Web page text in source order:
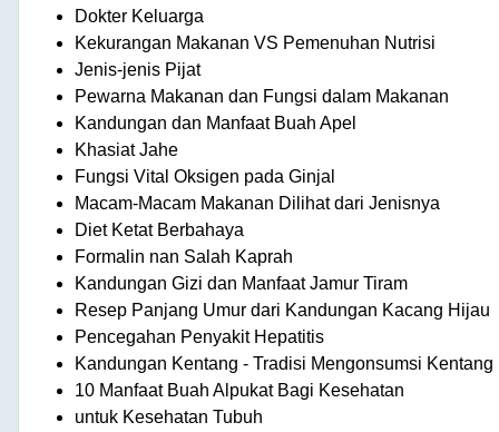
Dokter Keluarga
Kekurangan Makanan VS Pemenuhan Nutrisi
Jenis-jenis Pijat
Pewarna Makanan dan Fungsi dalam Makanan
Kandungan dan Manfaat Buah Apel
Khasiat Jahe
Fungsi Vital Oksigen pada Ginjal
Macam-Macam Makanan Dilihat dari Jenisnya
Diet Ketat Berbahaya
Formalin nan Salah Kaprah
Kandungan Gizi dan Manfaat Jamur Tiram
Resep Panjang Umur dari Kandungan Kacang Hijau
Pencegahan Penyakit Hepatitis
Kandungan Kentang - Tradisi Mengonsumsi Kentang
10 Manfaat Buah Alpukat Bagi Kesehatan
untuk Kesehatan Tubuh